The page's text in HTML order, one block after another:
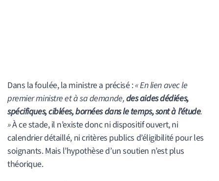
Dans la foulée, la ministre a précisé :« En lien avec le
premier ministre et à sa demande,des aides dédiées,
spécifiques, ciblées, bornées dans le temps, sont à l’étude.
»À ce stade, il n’existe donc ni dispositif ouvert, ni
calendrier détaillé, ni critères publics d’éligibilité pour les
soignants. Mais l’hypothèse d’un soutien n’est plus
théorique.